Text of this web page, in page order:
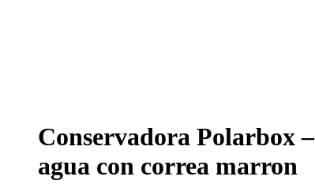
Conservadora Polarbox
agua con correa marron